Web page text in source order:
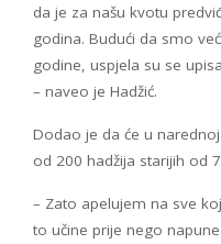
da je za našu kvotu
godina. Budući da smo
godine, uspjela su se
– naveo je Hadžić.
Dodao je da će u
od 200 hadžija starijih od
– Zato apelujem na sve
to učine prije nego